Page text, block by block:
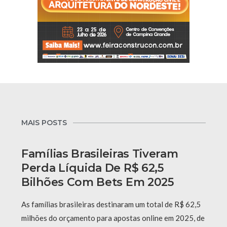
MAIS POSTS
Famílias Brasileiras Tiveram
Perda Líquida De R$ 62,5
Bilhões Com Bets Em 2025
As famílias brasileiras destinaram um total de R$ 62,5
milhões do orçamento para apostas online em 2025, de